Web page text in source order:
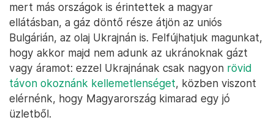
mert más országok is érintettek a magyar
ellátásban, a gáz döntő része átjön az uniós
Bulgárián, az olaj Ukrajnán is. Felfújhatjuk magunkat,
hogy akkor majd nem adunk az ukránoknak gázt
vagy áramot: ezzel Ukrajnának csak nagyon rövid
távon okoznánk kellemetlenséget, közben viszont
elérnénk, hogy Magyarország kimarad egy jó
üzletből.